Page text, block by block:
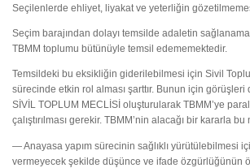
Seçilenlerde ehliyet, liyakat ve yeterliğin
Seçim barajından dolayı temsilde adaletin
TBMM toplumu bütünüyle temsil edememektedir.
Temsildeki bu eksikliğin giderilebilmesi için Sivil
sürecinde etkin rol alması şarttır. Bunun için görüşleri
SİVİL TOPLUM MECLİSİ oluşturularak TBMM’ye
çalıştırılması gerekir. TBMM’nin alacağı bir kararla
— Anayasa yapım sürecinin sağlıklı yürütülebilmesi
vermeyecek şekilde düşünce ve ifade özgürlüğünün